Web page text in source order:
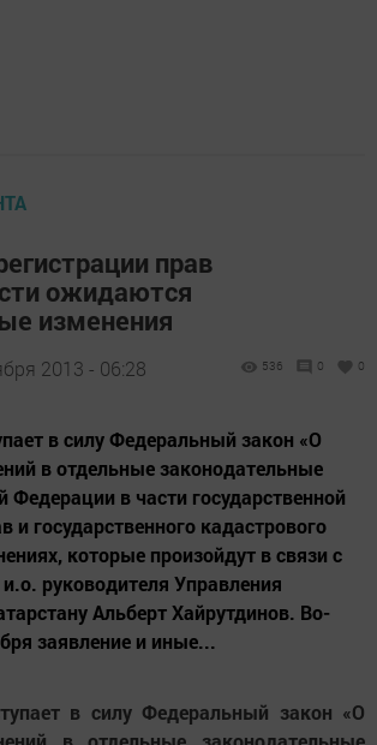
прав
ожидаются
изменения
2013 - 06:28 536 0 0
в силу Федеральный закон «О
в отдельные законодательные
Федерации в части государственной
и государственного кадастрового
которые произойдут в связи с
руководителя Управления
Альберт Хайрутдинов. Во-
заявление и иные...
в силу Федеральный закон «О